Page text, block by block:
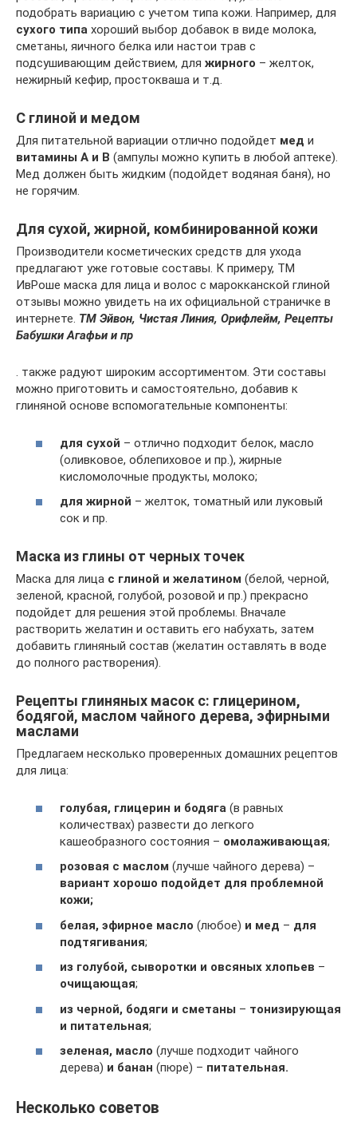
подобрать вариацию с учетом типа кожи. Например, для
сухого типа хороший выбор добавок в виде молока,
сметаны, яичного белка или настои трав с
подсушивающим действием, для жирного – желток,
нежирный кефир, простокваша и т.д.
С глиной и медом
Для питательной вариации отлично подойдет мед и
витамины А и В (ампулы можно купить в любой аптеке).
Мед должен быть жидким (подойдет водяная баня), но
не горячим.
Для сухой, жирной, комбинированной кожи
Производители косметических средств для ухода
предлагают уже готовые составы. К примеру, ТМ
ИвРоше маска для лица и волос с марокканской глиной
отзывы можно увидеть на их официальной страничке в
интернете. ТМ Эйвон, Чистая Линия, Орифлейм, Рецепты
Бабушки Агафьи и пр
. также радуют широким ассортиментом. Эти составы
можно приготовить и самостоятельно, добавив к
глиняной основе вспомогательные компоненты:
для сухой – отлично подходит белок, масло
(оливковое, облепиховое и пр.), жирные
кисломолочные продукты, молоко;
для жирной – желток, томатный или луковый
сок и пр.
Маска из глины от черных точек
Маска для лица с глиной и желатином (белой, черной,
зеленой, красной, голубой, розовой и пр.) прекрасно
подойдет для решения этой проблемы. Вначале
растворить желатин и оставить его набухать, затем
добавить глиняный состав (желатин оставлять в воде
до полного растворения).
Рецепты глиняных масок с: глицерином,
бодягой, маслом чайного дерева, эфирными
маслами
Предлагаем несколько проверенных домашних рецептов
для лица:
голубая, глицерин и бодяга (в равных
количествах) развести до легкого
кашеобразного состояния – омолаживающая;
розовая с маслом (лучше чайного дерева) –
вариант хорошо подойдет для проблемной
кожи;
белая, эфирное масло (любое) и мед – для
подтягивания;
из голубой, сыворотки и овсяных хлопьев –
очищающая;
из черной, бодяги и сметаны – тонизирующая
и питательная;
зеленая, масло (лучше подходит чайного
дерева) и банан (пюре) – питательная.
Несколько советов